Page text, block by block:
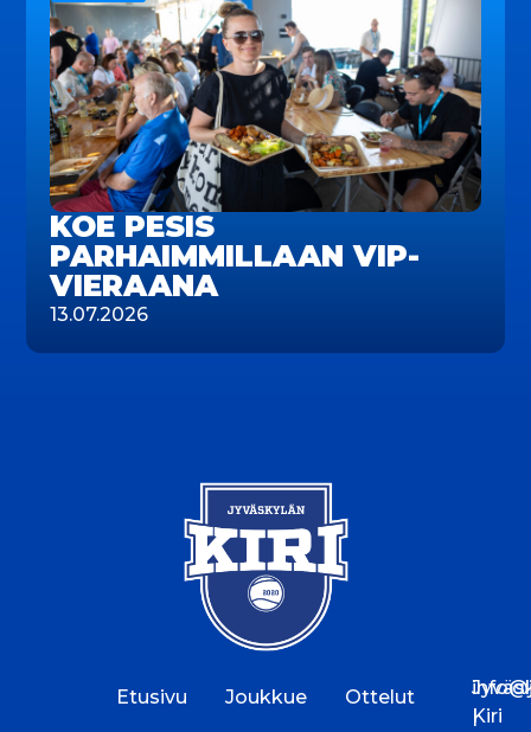
KOE PESIS
PARHAIMMILLAAN VIP-
VIERAANA
13.07.2026
Etusivu Joukkue Ottelut
Kiri
|